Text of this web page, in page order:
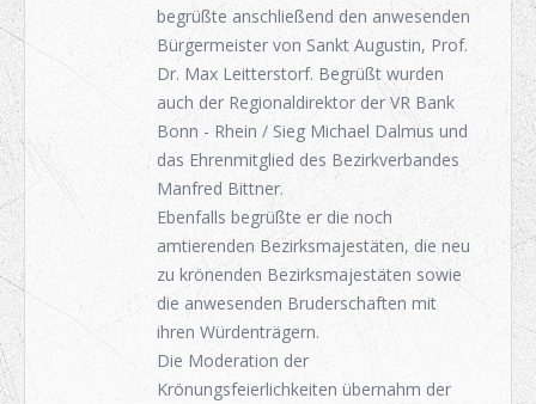
begrüßte anschließend den anwesenden
Bürgermeister von Sankt Augustin, Prof.
Dr. Max Leitterstorf. Begrüßt wurden
auch der Regionaldirektor der VR Bank
Bonn - Rhein / Sieg Michael Dalmus und
das Ehrenmitglied des Bezirkverbandes
Manfred Bittner.
Ebenfalls begrüßte er die noch
amtierenden Bezirksmajestäten, die neu
zu krönenden Bezirksmajestäten sowie
die anwesenden Bruderschaften mit
ihren Würdenträgern.
Die Moderation der
Krönungsfeierlichkeiten übernahm der